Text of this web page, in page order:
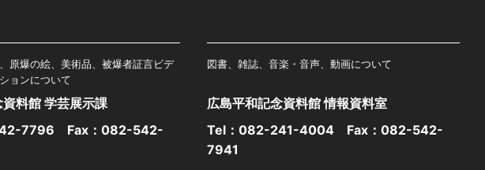
原爆の絵、美術品、被爆者証言ビデ
ョンについて
料館 学芸展示課
7796 Fax：082-542-
図書、雑誌、音楽・音声、動画について
広島平和記念資料館 情報資料室
Tel： 082-241-4004 Fax：082-542-
7941